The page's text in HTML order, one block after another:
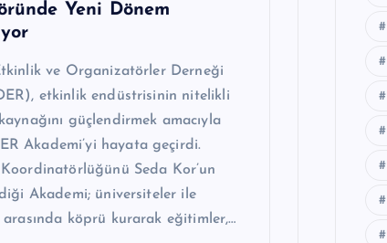
Yeni Dönem
ve Organizatörler Derneği
etkinlik endüstrisinin nitelikli
güçlendirmek amacıyla
Akademi’yi hayata geçirdi.
Seda Kor’un
Akademi; üniversiteler ile
arasında köprü kurarak eğitimler,…